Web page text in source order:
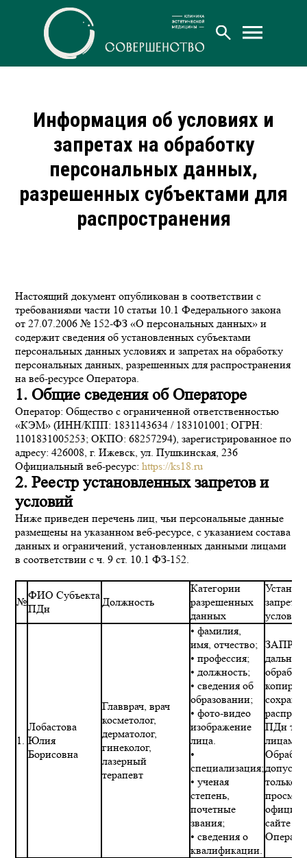
Информация об условиях и
запретах на обработку
персональных данных,
разрешенных субъектами для
распространения
Настоящий документ опубликован в соответствии с
требованиями части 10 статьи 10.1 Федерального закона
от 27.07.2006 № 152-ФЗ «О персональных данных» и
содержит сведения об установленных субъектами
персональных данных условиях и запретах на обработку
персональных данных, разрешенных для распространения
на веб-ресурсе Оператора.
1. Общие сведения об Операторе
Оператор: Общество с ограниченной ответственностью
«КЭМ» (ИНН/КПП: 1831143634 / 183101001; ОГРН:
1101831005253; ОКПО: 68257294), зарегистрированное по
адресу: 426008, г. Ижевск, ул. Пушкинская, 236
Официальный веб-ресурс:https://ks18.ru
2. Реестр установленных запретов и
условий
Ниже приведен перечень лиц, чьи персональные данные
размещены на указанном веб-ресурсе, с указанием состава
данных и ограничений, установленных данными лицами
в соответствии с ч. 9 ст. 10.1 ФЗ-152.
№
ФИО Субъекта
ПДн
Должность
Категории
разрешенных
данных
запреты
условия
1.
Лобастова
Юлия
Борисовна
Главврач, врач
косметолог,
дерматолог,
гинеколог,
лазерный
терапевт
• фамилия,
имя, отчество;
• профессия;
• должность;
• сведения об
образовании;
• фото-видео
изображение
лица.
•
специализация;
• ученая
степень,
почетные
звания;
• сведения о
квалификации.
ЗАПРЕТ
ПДн
лицами.
только
сайте